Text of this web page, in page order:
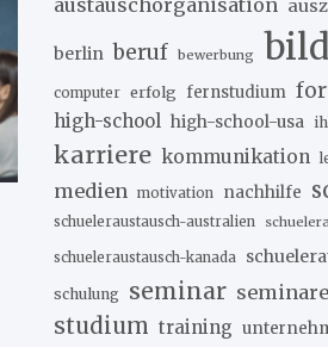
austauschorganisation
berlin beruf bewerbung
computer erfolg fernstudium
high-school high-school-usa
karriere kommunikation
medien motivation nachhilfe
schueleraustausch-australien
schueleraustausch-kanada
schulung seminar seminare
studium training